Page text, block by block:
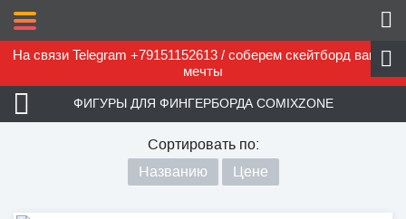
На связи Telegram +79151152613 / соберем скейтборд вашей
мечты
ФИГУРЫ ДЛЯ ФИНГЕРБОРДА COMIXZONE
Сортировать по:
Названию
Цене